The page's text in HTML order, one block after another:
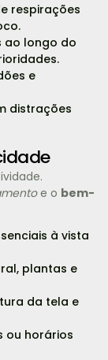
respirações
longo do
e
distrações
e o bem-
à vista
plantas e
da tela e
ou horários